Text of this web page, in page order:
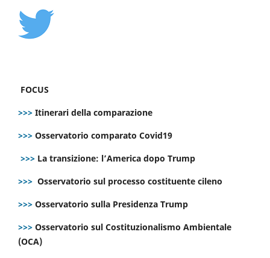
FOCUS
>>> Itinerari della comparazione
>>> Osservatorio comparato Covid19
>>> La transizione: l’America dopo Trump
>>> Osservatorio sul processo costituente cileno
>>> Osservatorio sulla Presidenza Trump
>>> Osservatorio sul Costituzionalismo Ambientale
(OCA)